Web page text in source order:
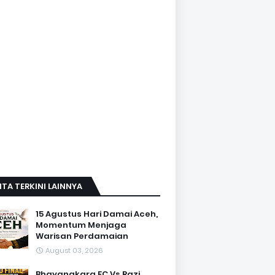
TERKINI LAINNYA
15 Agustus Hari Damai Aceh,
Momentum Menjaga
Warisan Perdamaian
August 03, 2026